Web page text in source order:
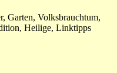
Garten, Volksbrauchtum,
Heilige, Linktipps